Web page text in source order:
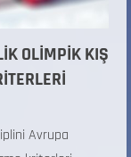
OLİMPİK KIŞ
Avrupa